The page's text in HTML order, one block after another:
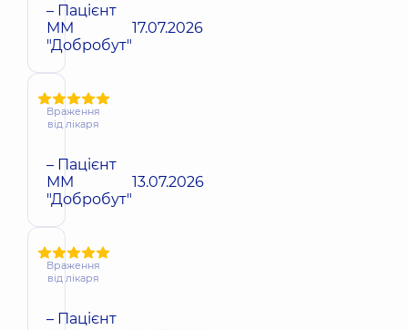
– Пацієнт
ММ
"Добробут"
17.07.2026
Враження
від лікаря
– Пацієнт
ММ
"Добробут"
13.07.2026
Враження
від лікаря
– Пацієнт